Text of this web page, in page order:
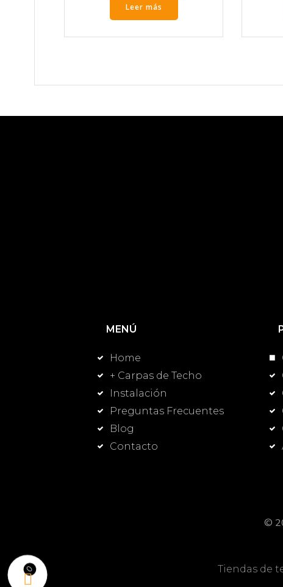
Leer más
MENÚ
Home
+ Carpas de Techo
Instalación
Preguntas Frecuentes
Blog
Contacto
©
Tiendas de
0